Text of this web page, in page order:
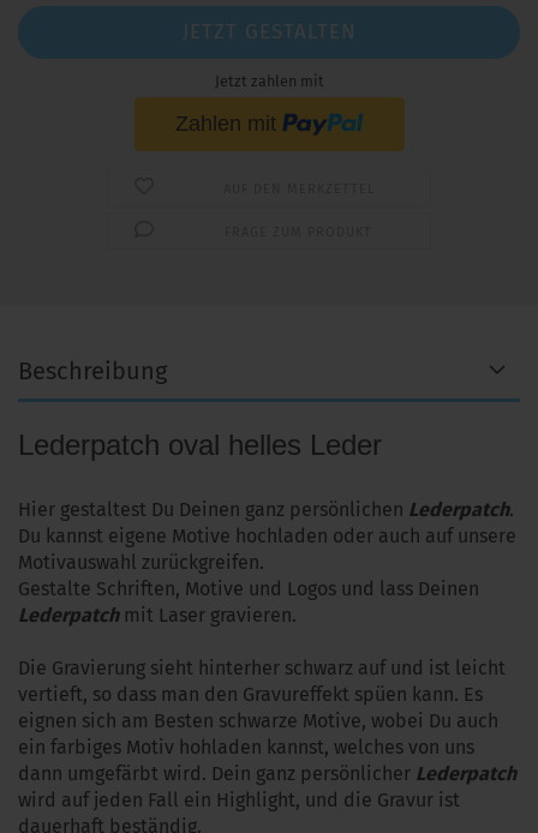
JETZT GESTALTEN
Jetzt zahlen mit
Beschreibung
Lederpatch oval helles Leder
Hier gestaltest Du Deinen ganz persönlichen Lederpatch.
Du kannst eigene Motive hochladen oder auch auf unsere
Motivauswahl zurückgreifen.
Gestalte Schriften, Motive und Logos und lass Deinen
Lederpatch mit Laser gravieren.
Die Gravierung sieht hinterher schwarz auf und ist leicht
vertieft, so dass man den Gravureffekt spüen kann. Es
eignen sich am Besten schwarze Motive, wobei Du auch
ein farbiges Motiv hohladen kannst, welches von uns
dann umgefärbt wird. Dein ganz persönlicher Lederpatch
wird auf jeden Fall ein Highlight, und die Gravur ist
dauerhaft beständig.